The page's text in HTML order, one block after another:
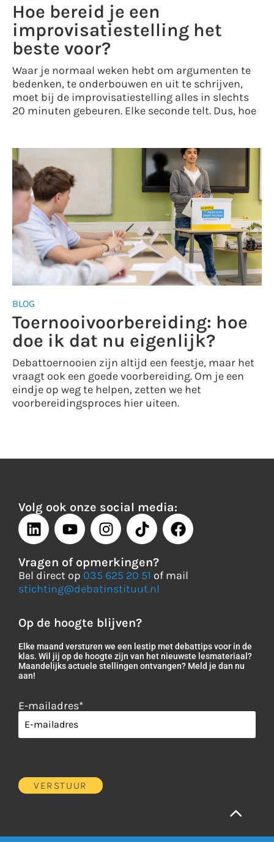
Hoe bereid je een
improvisatiestelling het
beste voor?
Waar je normaal weken hebt om argumenten te
bedenken, te onderbouwen en uit te schrijven,
moet bij de improvisatiestelling alles in slechts
20 minuten gebeuren. Elke seconde telt. Dus, hoe
BLOG
Toernooivoorbereiding: hoe
doe ik dat nu eigenlijk?
Debattoernooien zijn altijd een feestje, maar het
vraagt ook een goede voorbereiding. Om je een
eindje op weg te helpen, zetten we het
voorbereidingsproces hier uiteen.
Volg ook onze social media:
Vragen of opmerkingen?
Bel direct op 035 625 20 51 of mail
stichting@debatinstituut.nl
Op de hoogte blijven?
Elke maand versturen we een lestip met debattips voor in de
klas. Wil jij op de hoogte zijn van het nieuwste lesmateriaal?
Maandelijks actuele stellingen ontvangen? Meld je dan nu
aan!
E-mailadres*